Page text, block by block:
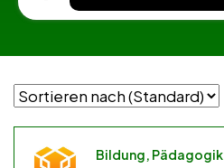
Bildung, Pädagogik